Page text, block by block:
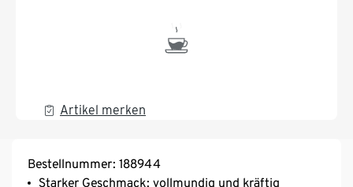
Artikel merken
Bestellnummer: 188944
Starker Geschmack: vollmundig und kräftig